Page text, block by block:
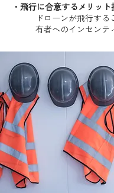
・飛行に合意するメリット
ドローンが飛行す
有者へのインセンテ